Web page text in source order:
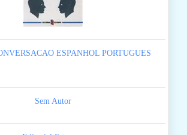
ESPANHOL PORTUGUES
Sem Autor